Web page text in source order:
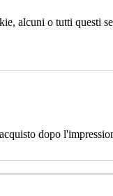
alcuni o tutti questi
dopo